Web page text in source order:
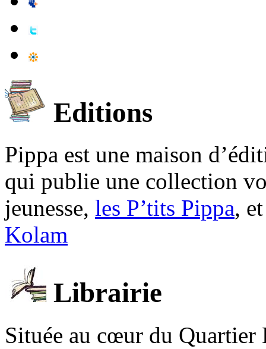
Editions
Pippa est une maison
qui publie une collection
jeunesse, les P’tits Pippa,
Kolam
Librairie
Située au cœur du Quartier